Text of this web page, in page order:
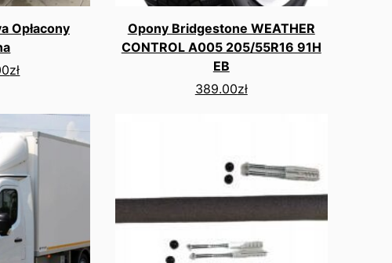
Opłacony
zł
Opony Bridgestone WEATHER
CONTROL A005 205/55R16 91H
EB
389.00zł